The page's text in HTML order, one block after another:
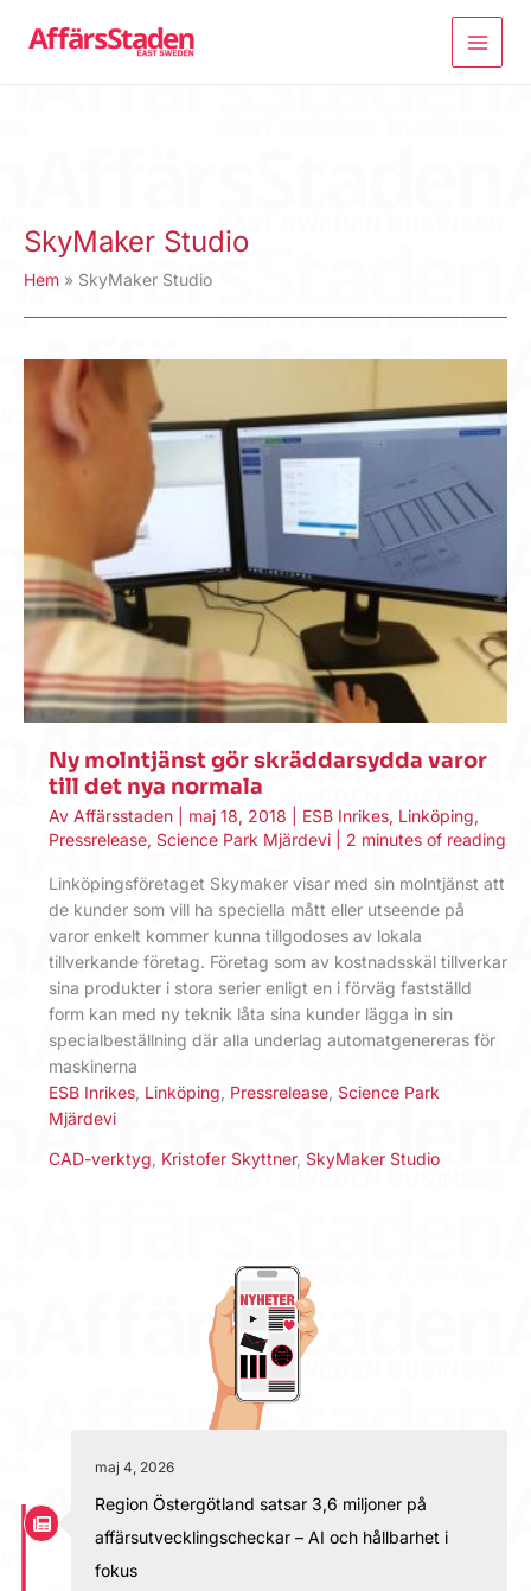
SkyMaker Studio
Hem SkyMaker Studio
Ny molntjänst gör skräddarsydda varor
till det nya normala
Av Affärsstaden maj 18, 2018 ESB Inrikes, Linköping,
Pressrelease, Science Park Mjärdevi 2 minutes of reading
Linköpingsföretaget Skymaker visar med sin molntjänst att
de kunder som vill ha speciella mått eller utseende på
varor enkelt kommer kunna tillgodoses av lokala
tillverkande företag. Företag som av kostnadsskäl tillverkar
sina produkter i stora serier enligt en i förväg fastställd
form kan med ny teknik låta sina kunder lägga in sin
specialbeställning där alla underlag automatgenereras för
maskinerna
ESB Inrikes Linköping Pressrelease Science Park
Mjärdevi
CAD-verktyg Kristofer Skyttner, SkyMaker Studio
maj 4, 2026
Region Östergötland satsar 3,6 miljoner på
affärsutvecklingscheckar – AI och hållbarhet i
fokus